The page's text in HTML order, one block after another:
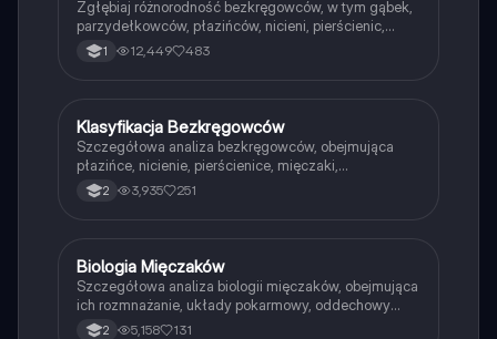
Zgłębiaj różnorodność bezkręgowców, w tym gąbek,
parzydełkowców, płazińców, nicieni, pierścienic,
stawonogów i mięczaków. Dowiedz się o ich budowie,
funkcjach, układach nerwowych oraz cechach
1 12,449 483
Biologia
Klasyfikacja Bezkręgowców
Szczegółowa analiza bezkręgowców, obejmująca
płazińce, nicienie, pierścienice, mięczaki,
parzydełkowce oraz echinodermy. Zawiera
informacje o ich budowie, układach pokarmowych,
2 3,935 251
Biologia
Biologia Mięczaków
Szczegółowa analiza biologii mięczaków, obejmująca
ich rozmnażanie, układy pokarmowy, oddechowy
oraz nerwowy. Idealna do nauki przed sprawdzianem
2 5,158 131